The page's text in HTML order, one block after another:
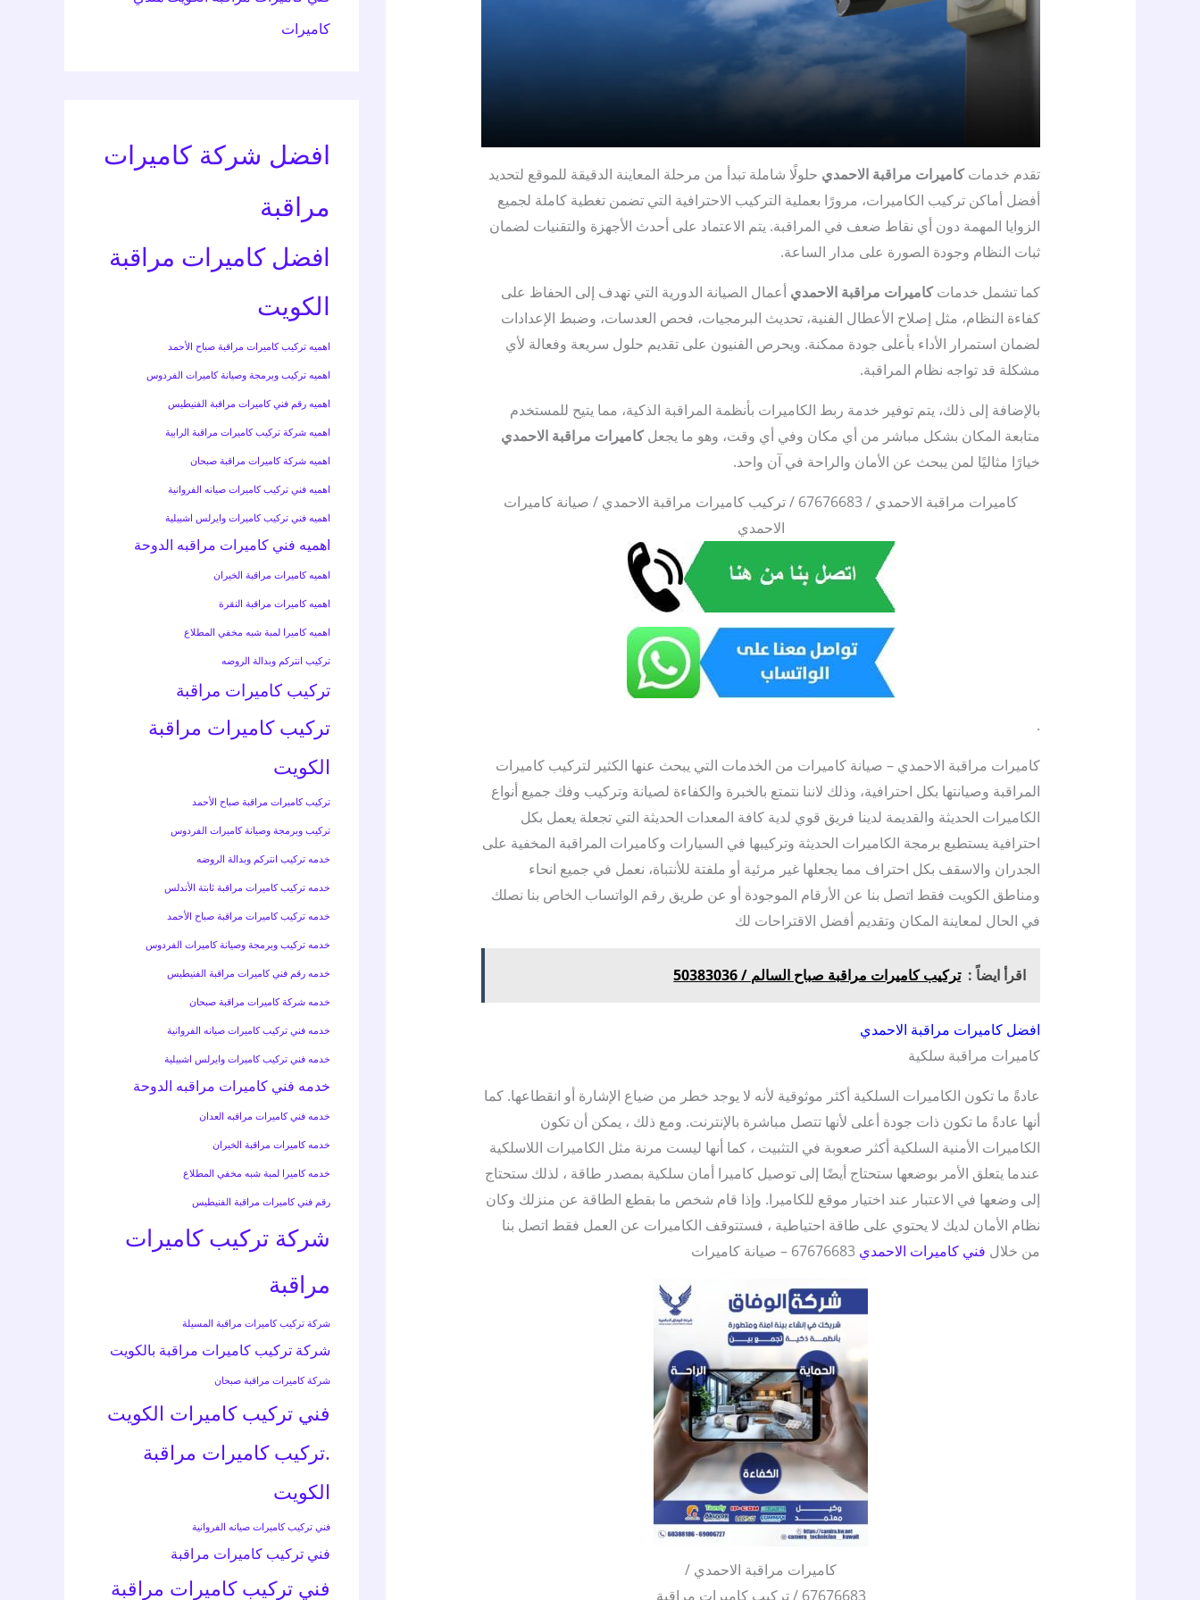
تقدم خدماتكاميرات مراقبة الاحمدي حلولًا شاملة تبدأ من مرحلة المعاينة الدقيقة للموقع لتحديد
أفضل أماكن تركيب الكاميرات، مرورًا بعملية التركيب الاحترافية التي تضمن تغطية كاملة لجميع
الزوايا المهمة دون أي نقاط ضعف في المراقبة. يتم الاعتماد على أحدث الأجهزة والتقنيات لضمان
ثبات النظام وجودة الصورة على مدار الساعة.
كما تشمل خدماتكاميرات مراقبة الاحمدي أعمال الصيانة الدورية التي تهدف إلى الحفاظ على
كفاءة النظام، مثل إصلاح الأعطال الفنية، تحديث البرمجيات، فحص العدسات، وضبط الإعدادات
لضمان استمرار الأداء بأعلى جودة ممكنة. ويحرص الفنيون على تقديم حلول سريعة وفعالة لأي
مشكلة قد تواجه نظام المراقبة.
بالإضافة إلى ذلك، يتم توفير خدمة ربط الكاميرات بأنظمة المراقبة الذكية، مما يتيح للمستخدم
متابعة المكان بشكل مباشر من أي مكان وفي أي وقت، وهو ما يجعلكاميرات مراقبة الاحمدي
خيارًا مثاليًا لمن يبحث عن الأمان والراحة في آن واحد.
كاميرات مراقبة الاحمدي / 67676683 / تركيب كاميرات مراقبة الاحمدي / صيانة كاميرات
الاحمدي
.
كاميرات مراقبة الاحمدي – صيانة كاميرات من الخدمات التي يبحث عنها الكثير لتركيب كاميرات
المراقبة وصيانتها بكل احترافية، وذلك لاننا نتمتع بالخبرة والكفاءة لصيانة وتركيب وفك جميع أنواع
الكاميرات الحديثة والقديمة لدينا فريق قوي لدية كافة المعدات الحديثة التي تجعلة يعمل بكل
احترافية يستطيع برمجة الكاميرات الحديثة وتركيبها في السيارات وكاميرات المراقبة المخفية على
الجدران والاسقف بكل احتراف مما يجعلها غير مرئية أو ملفتة للأنتباة، نعمل في جميع انحاء
ومناطق الكويت فقط اتصل بنا عن الأرقام الموجودة أو عن طريق رقم الواتساب الخاص بنا نصلك
في الحال لمعاينة المكان وتقديم أفضل الاقتراحات لك
اقرأ ايضاً : تركيب كاميرات مراقبة صباح السالم / 50383036
افضل كاميرات مراقبة الاحمدي
كاميرات مراقبة سلكية
عادةً ما تكون الكاميرات السلكية أكثر موثوقية لأنه لا يوجد خطر من ضياع الإشارة أو انقطاعها. كما
أنها عادةً ما تكون ذات جودة أعلى لأنها تتصل مباشرة بالإنترنت. ومع ذلك ، يمكن أن تكون
الكاميرات الأمنية السلكية أكثر صعوبة في التثبيت ، كما أنها ليست مرنة مثل الكاميرات اللاسلكية
عندما يتعلق الأمر بوضعها ستحتاج أيضًا إلى توصيل كاميرا أمان سلكية بمصدر طاقة ، لذلك ستحتاج
إلى وضعها في الاعتبار عند اختيار موقع للكاميرا. وإذا قام شخص ما بقطع الطاقة عن منزلك وكان
نظام الأمان لديك لا يحتوي على طاقة احتياطية ، فستتوقف الكاميرات عن العمل فقط اتصل بنا
من خلال فني كاميرات الاحمدي
كاميرات مراقبة الاحمدي /
67676683 / تركيب كاميرات مراقبة
كاميرات
افضل شركة كاميرات
مراقبة
افضل كاميرات مراقبة
الكويت
اهميه تركيب كاميرات مراقبة صباح الأحمد
اهميه تركيب وبرمجة وصيانة كاميرات الفردوس
اهميه رقم فني كاميرات مراقبة الفنيطيس
اهميه شركة تركيب كاميرات مراقبة الرابية
اهميه شركة كاميرات مراقبة صبحان
اهميه فني تركيب كاميرات صيانه الفروانية
اهميه فني تركيب كاميرات وايرلس اشبيلية
اهميه فني كاميرات مراقبه الدوحة
اهميه كاميرات مراقبة الخيران
اهميه كاميرات مراقبة النقرة
اهميه كاميرا لمبة شبه مخفي المطلاع
تركيب انتركم وبدالة الروضه
تركيب كاميرات مراقبة
تركيب كاميرات مراقبة
الكويت
تركيب كاميرات مراقبة صباح الأحمد
تركيب وبرمجة وصيانة كاميرات الفردوس
خدمه تركيب انتركم وبدالة الروضه
خدمه تركيب كاميرات مراقبة ثابتة الأندلس
خدمه تركيب كاميرات مراقبة صباح الأحمد
خدمه تركيب وبرمجة وصيانة كاميرات الفردوس
خدمه رقم فني كاميرات مراقبة الفنيطيس
خدمه شركة كاميرات مراقبة صبحان
خدمه فني تركيب كاميرات صيانه الفروانية
خدمه فني تركيب كاميرات وايرلس اشبيلية
خدمه فني كاميرات مراقبه الدوحة
خدمه فني كاميرات مراقبه العدان
خدمه كاميرات مراقبة الخيران
خدمه كاميرا لمبة شبه مخفي المطلاع
رقم فني كاميرات مراقبة الفنيطيس
شركة تركيب كاميرات
مراقبة
شركة تركيب كاميرات مراقبة المسيلة
شركة تركيب كاميرات مراقبة بالكويت
شركة كاميرات مراقبة صبحان
فني تركيب كاميرات الكويت
.تركيب كاميرات مراقبة
الكويت
فني تركيب كاميرات صيانه الفروانية
فني تركيب كاميرات مراقبة
فني تركيب كاميرات مراقبة